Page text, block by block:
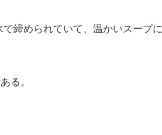
締められていて、温かいスープ
る。